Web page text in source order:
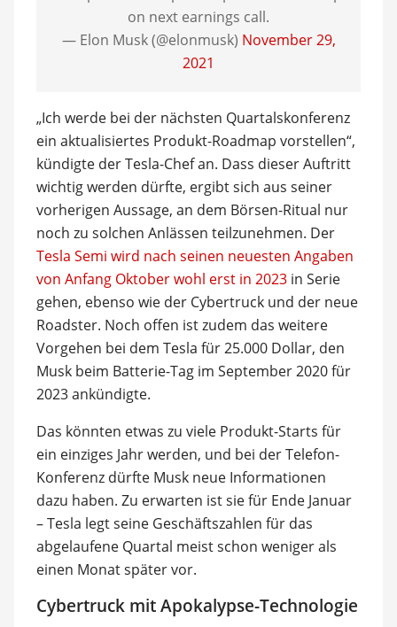
on next earnings call.
— Elon Musk (@elonmusk) November 29,
2021
„Ich werde bei der nächsten Quartalskonferenz
ein aktualisiertes Produkt-Roadmap vorstellen“,
kündigte der Tesla-Chef an. Dass dieser Auftritt
wichtig werden dürfte, ergibt sich aus seiner
vorherigen Aussage, an dem Börsen-Ritual nur
noch zu solchen Anlässen teilzunehmen. Der
Tesla Semi wird nach seinen neuesten Angaben
von Anfang Oktober wohl erst in 2023in Serie
gehen, ebenso wie der Cybertruck und der neue
Roadster. Noch offen ist zudem das weitere
Vorgehen bei dem Tesla für 25.000 Dollar, den
Musk beim Batterie-Tag im September 2020 für
2023 ankündigte.
Das könnten etwas zu viele Produkt-Starts für
ein einziges Jahr werden, und bei der Telefon-
Konferenz dürfte Musk neue Informationen
dazu haben. Zu erwarten ist sie für Ende Januar
– Tesla legt seine Geschäftszahlen für das
abgelaufene Quartal meist schon weniger als
einen Monat später vor.
Cybertruck mit Apokalypse-Technologie